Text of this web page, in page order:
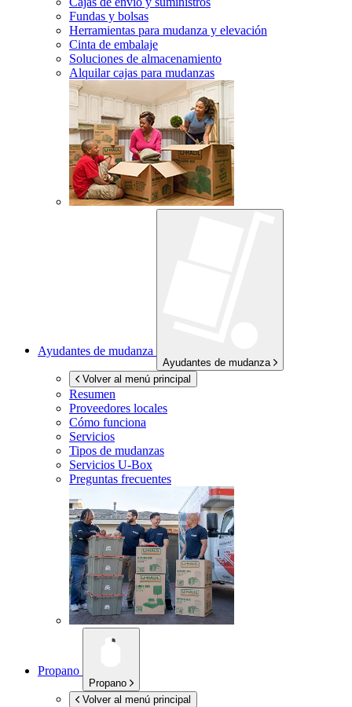
Fundas y bolsas
Herramientas para mudanza y elevación
Cinta de embalaje
Soluciones de almacenamiento
Alquilar cajas para mudanzas
Ayudantes de mudanza
Ayudantes de mudanza
Volver al menú principal
Resumen
Proveedores locales
Cómo funciona
Servicios
Tipos de mudanzas
Servicios U-Box
Preguntas frecuentes
Propano
Propano
Volver al menú principal